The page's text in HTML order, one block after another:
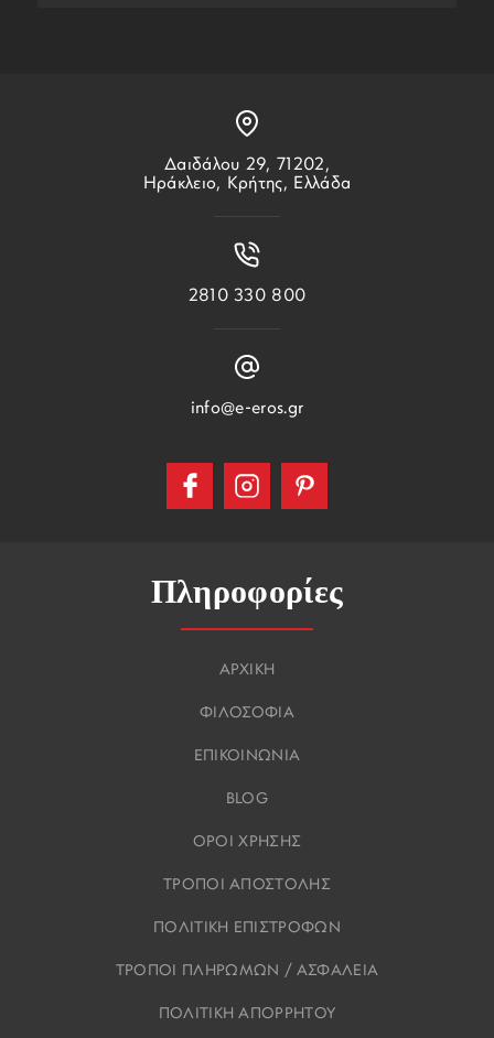
Πληροφορίες
ΑΡΧΙΚΗ
ΦΙΛΟΣΟΦΙΑ
ΕΠΙΚΟΙΝΩΝΙΑ
BLOG
ΟΡΟΙ ΧΡΗΣΗΣ
ΤΡΟΠΟΙ ΑΠΟΣΤΟΛΗΣ
ΠΟΛΙΤΙΚΗ ΕΠΙΣΤΡΟΦΩΝ
ΤΡΟΠΟΙ ΠΛΗΡΩΜΩΝ / ΑΣΦΑΛΕΙΑ
ΠΟΛΙΤΙΚΗ ΑΠΟΡΡΗΤΟΥ
Δαιδάλου 29, 71202,
Ηράκλειο, Κρήτης, Ελλάδα
2810 330 800
info@e-eros.gr